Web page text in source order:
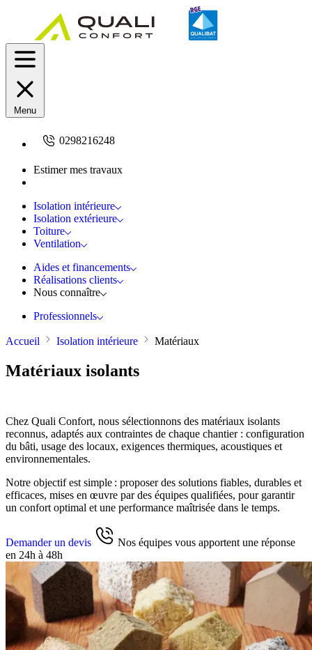
Menu
0298216248
Estimer mes travaux
Isolation intérieure
Isolation extérieure
Toiture
Ventilation
Aides et financements
Réalisations clients
Nous connaître
Professionnels
Accueil Isolation intérieure Matériaux
Matériaux isolants
Chez Quali Confort, nous sélectionnons des matériaux isolants
reconnus, adaptés aux contraintes de chaque chantier : configuration
du bâti, usage des locaux, exigences thermiques, acoustiques et
environnementales.
Notre objectif est simple : proposer des solutions fiables, durables et
efficaces, mises en œuvre par des équipes qualifiées, pour garantir
un confort optimal et une performance maîtrisée dans le temps.
Demander un devis
Nos équipes vous apportent une réponse
en 24h à 48h